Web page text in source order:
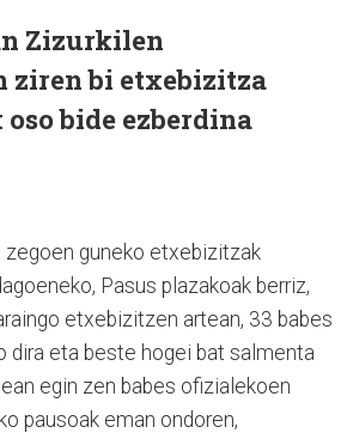
Zizurkilen
ziren bi etxebizitza
bide ezberdina
zegoen guneko etxebizitzak
Pasus plazakoak berriz,
etxebizitzen artean, 33 babes
dira eta beste hogei bat salmenta
egin zen babes ofizialekoen
pausoak eman ondoren,